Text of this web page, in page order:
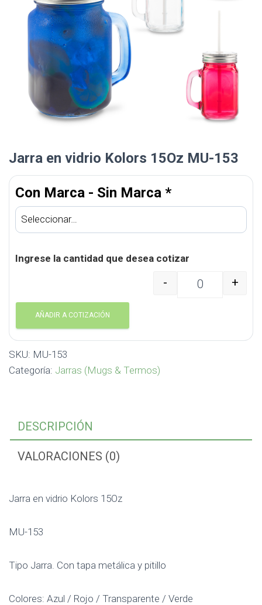
Jarra en vidrio Kolors 15Oz MU-153
Con Marca - Sin Marca *
Ingrese la cantidad que desea cotizar
Jarra en vidrio Kolors
- +
AÑADIR A COTIZACIÓN
SKU: MU-153
Categoría: Jarras (Mugs & Termos)
DESCRIPCIÓN
VALORACIONES (0)
Jarra en vidrio Kolors 15Oz
MU-153
Tipo Jarra. Con tapa metálica y pitillo
Colores: Azul / Rojo / Transparente / Verde